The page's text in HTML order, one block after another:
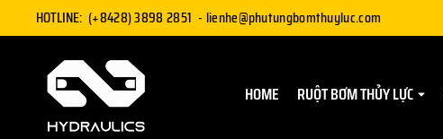
HOTLINE: (+8428) 3898 2851 - lienhe@phutungbomthuyluc.com
HOME RUỘT BƠM THỦY LỰC